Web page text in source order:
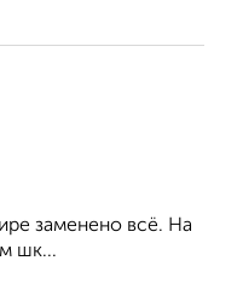
заменено всё. На
шк...